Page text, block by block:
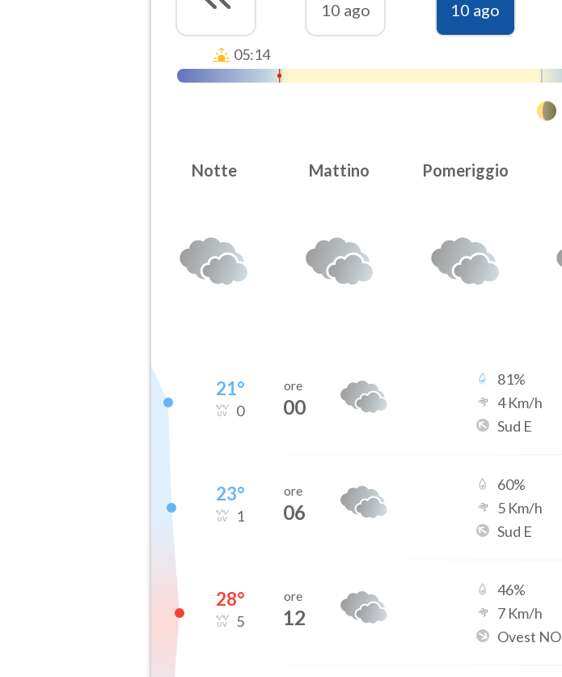
10 ago
10 ago
05:14
Notte Mattino Pomeriggio
21°
0
ore
00
81%
4Km/h
Sud E
23°
1
ore
06
60%
5 Km/h
Sud E
28°
5
ore
12
46%
7 Km/h
Ovest NO